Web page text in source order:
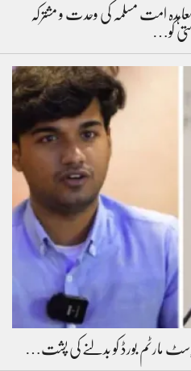
معاہدہ امت مسلمہ کی وحدت و مشترکہ
کو…
مارٹم بورڈ کو بدلنے کی پشت…